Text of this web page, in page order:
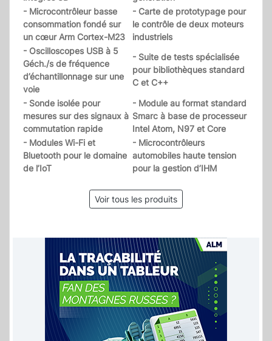
- Microcontrôleur basse
consommation fondé sur
un cœur Arm Cortex-M23
- Carte de prototypage pour
le contrôle de deux moteurs
industriels
- Oscilloscopes USB à 5
Géch./s de fréquence
d’échantillonnage sur une
voie
- Suite de tests spécialisée
pour bibliothèques standard
C et C++
- Sonde isolée pour
mesures sur des signaux à
commutation rapide
- Module au format standard
Smarc à base de processeur
Intel Atom, N97 et Core
- Modules Wi-Fi et
Bluetooth pour le domaine
de l’IoT
- Microcontrôleurs
automobiles haute tension
pour la gestion d’IHM
Voir tous les produits